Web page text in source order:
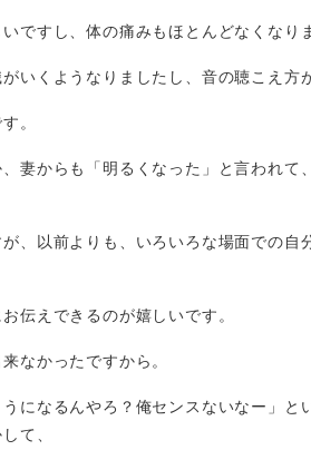
ですし、体の痛みもほとんどなくなり
いくようなりましたし、音の聴こえ方
。
妻からも「明るくなった」と言われて
、以前よりも、いろいろな場面での自
伝えできるのが嬉しいです。
なかったですから。
になるんやろ？俺センスないなー」と
て、